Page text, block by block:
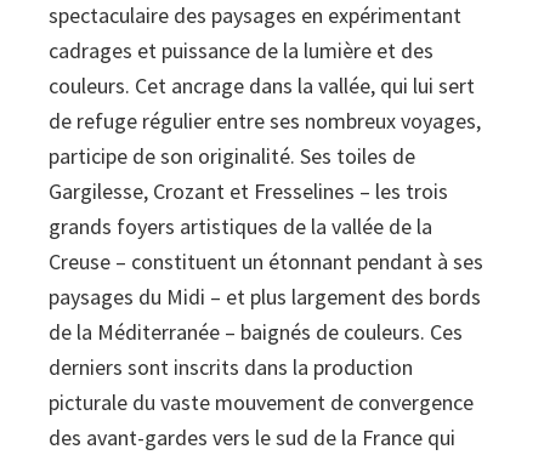
Creuse
quantity
spectaculaire des paysages en expérimentant
cadrages et puissance de la lumière et des
couleurs. Cet ancrage dans la vallée, qui lui sert
de refuge régulier entre ses nombreux voyages,
participe de son originalité. Ses toiles de
Gargilesse, Crozant et Fresselines – les trois
grands foyers artistiques de la vallée de la
Creuse – constituent un étonnant pendant à ses
paysages du Midi – et plus largement des bords
de la Méditerranée – baignés de couleurs. Ces
derniers sont inscrits dans la production
picturale du vaste mou­vement de convergence
des avant-gardes vers le sud de la France qui